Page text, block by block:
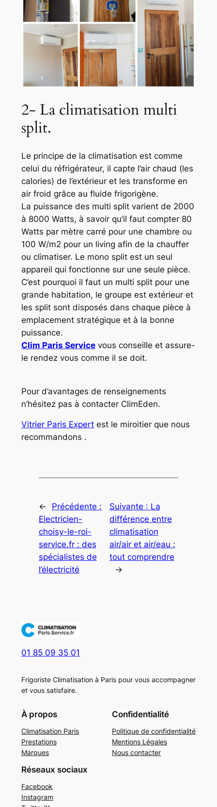
2- La climatisation multi
split.
Le principe de la climatisation est comme
celui du réfrigérateur, il capte l’air chaud (les
calories) de l’extérieur et les transforme en
air froid grâce au fluide frigorigène.
La puissance des multi split varient de 2000
à 8000 Watts, à savoir qu’il faut compter 80
Watts par mètre carré pour une chambre ou
100 W/m2 pour un living afin de la chauffer
ou climatiser. Le mono split est un seul
appareil qui fonctionne sur une seule pièce.
C’est pourquoi il faut un multi split pour une
grande habitation, le groupe est extérieur et
les split sont disposés dans chaque pièce à
emplacement stratégique et à la bonne
puissance.
Clim Paris Servicevous conseille et assure-
le rendez vous comme il se doit.
Pour d’avantages de renseignements
n’hésitez pas à contacter ClimEden.
Vitrier Paris Expertest le miroitier que nous
recommandons .
←
Précédente :
Electricien-
choisy-le-roi-
service.fr : des
spécialistes de
l’électricité
Suivante : La
différence entre
climatisation
air/air et air/eau :
tout comprendre
→
01 85 09 35 01
Frigoriste Climatisation à Paris pour vous accompagner
et vous satisfaire.
À propos
Climatisation Paris
Prestations
Marques
Confidentialité
Politique de confidentialité
Mentions Légales
Nous contacter
Réseaux sociaux
Facebook
Instagram